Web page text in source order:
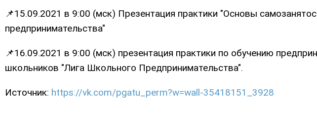
📌15.09.2021 в 9:00 (мск) Презентация практики "Основы
предпринимательства"
📌16.09.2021 в 9:00 (мск) презентация практики по обучению
школьников "Лига Школьного Предпринимательства".
Источник: https://vk.com/pgatu_perm?w=wall-35418151_3928